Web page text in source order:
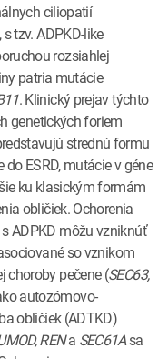
ciliopatií
tzv. ADPKD-like
rozsiahlej
patria mutácie
. Klinický prejav týchto
genetických foriem
strednú formu
ESRD, mutácie v géne
ku klasickým formám
obličiek. Ochorenia
ADPKD môžu vzniknúť
so vznikom
choroby pečene (SEC63,
autozómovo-
obličiek (ADTKD)
RENa SEC61Asa